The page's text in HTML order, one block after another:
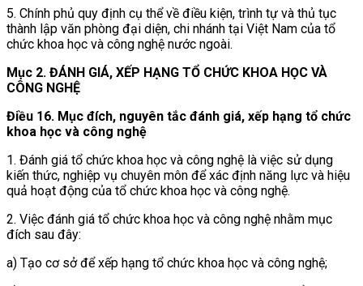
5. Chính phủ quy định cụ thể về điều kiện, trình tự và thủ tục
thành lập văn phòng đại diện, chi nhánh tại Việt Nam của tổ
chức khoa học và công nghệ nước ngoài.
Mục 2. ĐÁNH GIÁ, XẾP HẠNG TỔ CHỨC KHOA HỌC VÀ
CÔNG NGHỆ
Điều 16. Mục đích, nguyên tắc đánh giá, xếp hạng tổ chức
khoa học và công nghệ
1. Đánh giá tổ chức khoa học và công nghệ là việc sử dụng
kiến thức, nghiệp vụ chuyên môn để xác định năng lực và hiệu
quả hoạt động của tổ chức khoa học và công nghệ.
2. Việc đánh giá tổ chức khoa học và công nghệ nhằm mục
đích sau đây:
a) Tạo cơ sở để xếp hạng tổ chức khoa học và công nghệ;